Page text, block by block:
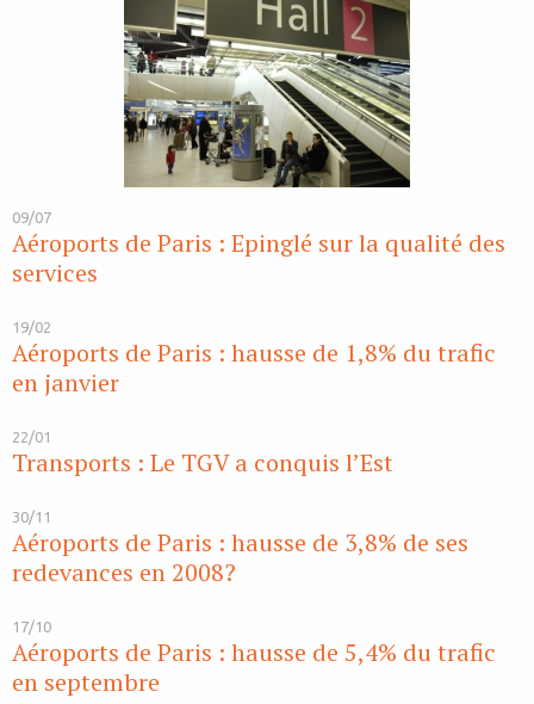
09/07
Aéroports de Paris : Epinglé sur la qualité des
services
19/02
Aéroports de Paris : hausse de 1,8% du trafic
en janvier
22/01
Transports : Le TGV a conquis l’Est
30/11
Aéroports de Paris : hausse de 3,8% de ses
redevances en 2008?
17/10
Aéroports de Paris : hausse de 5,4% du trafic
en septembre